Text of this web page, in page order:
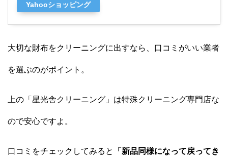
Yahooショッピング
大切な財布をクリーニングに出すなら、口コミがいい業者
を選ぶのがポイント。
上の「星光舎クリーニング」は特殊クリーニング専門店な
ので安心ですよ。
口コミをチェックしてみると 「新品同様になって戻ってき